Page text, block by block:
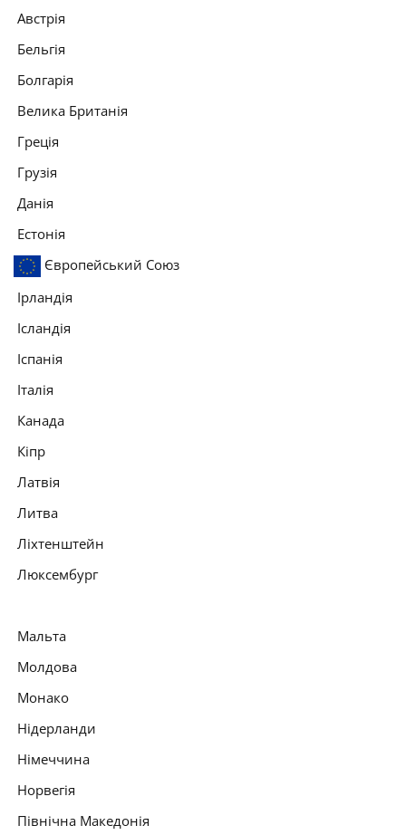
Австрія
Бельгія
Болгарія
Велика Британія
Греція
Грузія
Данія
Естонія
Європейський Союз
Ірландія
Ісландія
Іспанія
Італія
Канада
Кіпр
Латвія
Литва
Ліхтенштейн
Люксембург
Мальта
Молдова
Монако
Нідерланди
Німеччина
Норвегія
Північна Македонія